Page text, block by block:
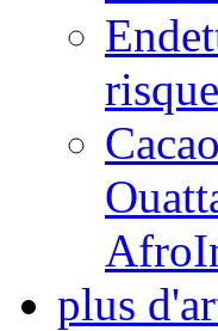
risque
plus